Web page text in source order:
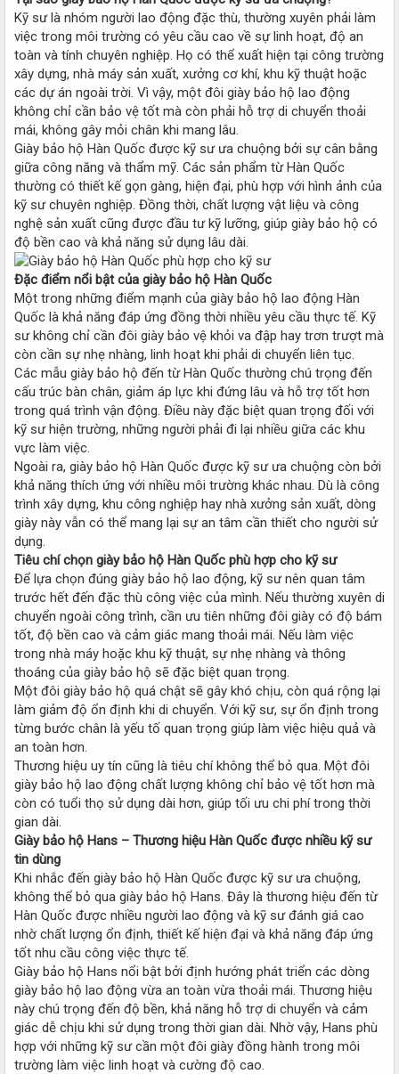
Kỹ sư là nhóm người lao động đặc thù, thường xuyên phải làm
việc trong môi trường có yêu cầu cao về sự linh hoạt, độ an
toàn và tính chuyên nghiệp. Họ có thể xuất hiện tại công trường
xây dựng, nhà máy sản xuất, xưởng cơ khí, khu kỹ thuật hoặc
các dự án ngoài trời. Vì vậy, một đôi giày bảo hộ lao động
không chỉ cần bảo vệ tốt mà còn phải hỗ trợ di chuyển thoải
mái, không gây mỏi chân khi mang lâu.
Giày bảo hộ Hàn Quốc được kỹ sư ưa chuộng bởi sự cân bằng
giữa công năng và thẩm mỹ. Các sản phẩm từ Hàn Quốc
thường có thiết kế gọn gàng, hiện đại, phù hợp với hình ảnh của
kỹ sư chuyên nghiệp. Đồng thời, chất lượng vật liệu và công
nghệ sản xuất cũng được đầu tư kỹ lưỡng, giúp giày bảo hộ có
độ bền cao và khả năng sử dụng lâu dài.
Đặc điểm nổi bật của giày bảo hộ Hàn Quốc
Một trong những điểm mạnh của giày bảo hộ lao động Hàn
Quốc là khả năng đáp ứng đồng thời nhiều yêu cầu thực tế. Kỹ
sư không chỉ cần đôi giày bảo vệ khỏi va đập hay trơn trượt mà
còn cần sự nhẹ nhàng, linh hoạt khi phải di chuyển liên tục.
Các mẫu giày bảo hộ đến từ Hàn Quốc thường chú trọng đến
cấu trúc bàn chân, giảm áp lực khi đứng lâu và hỗ trợ tốt hơn
trong quá trình vận động. Điều này đặc biệt quan trọng đối với
kỹ sư hiện trường, những người phải đi lại nhiều giữa các khu
vực làm việc.
Ngoài ra, giày bảo hộ Hàn Quốc được kỹ sư ưa chuộng còn bởi
khả năng thích ứng với nhiều môi trường khác nhau. Dù là công
trình xây dựng, khu công nghiệp hay nhà xưởng sản xuất, dòng
giày này vẫn có thể mang lại sự an tâm cần thiết cho người sử
dụng.
Tiêu chí chọn giày bảo hộ Hàn Quốc phù hợp cho kỹ sư
Để lựa chọn đúng giày bảo hộ lao động, kỹ sư nên quan tâm
trước hết đến đặc thù công việc của mình. Nếu thường xuyên di
chuyển ngoài công trình, cần ưu tiên những đôi giày có độ bám
tốt, độ bền cao và cảm giác mang thoải mái. Nếu làm việc
trong nhà máy hoặc khu kỹ thuật, sự nhẹ nhàng và thông
thoáng của giày bảo hộ sẽ đặc biệt quan trọng.
Một đôi giày bảo hộ quá chật sẽ gây khó chịu, còn quá rộng lại
làm giảm độ ổn định khi di chuyển. Với kỹ sư, sự ổn định trong
từng bước chân là yếu tố quan trọng giúp làm việc hiệu quả và
an toàn hơn.
Thương hiệu uy tín cũng là tiêu chí không thể bỏ qua. Một đôi
giày bảo hộ lao động chất lượng không chỉ bảo vệ tốt hơn mà
còn có tuổi thọ sử dụng dài hơn, giúp tối ưu chi phí trong thời
gian dài.
Giày bảo hộ Hans – Thương hiệu Hàn Quốc được nhiều kỹ sư
tin dùng
Khi nhắc đến giày bảo hộ Hàn Quốc được kỹ sư ưa chuộng,
không thể bỏ qua giày bảo hộ Hans. Đây là thương hiệu đến từ
Hàn Quốc được nhiều người lao động và kỹ sư đánh giá cao
nhờ chất lượng ổn định, thiết kế hiện đại và khả năng đáp ứng
tốt nhu cầu công việc thực tế.
Giày bảo hộ Hans nổi bật bởi định hướng phát triển các dòng
giày bảo hộ lao động vừa an toàn vừa thoải mái. Thương hiệu
này chú trọng đến độ bền, khả năng hỗ trợ di chuyển và cảm
giác dễ chịu khi sử dụng trong thời gian dài. Nhờ vậy, Hans phù
hợp với những kỹ sư cần một đôi giày đồng hành trong môi
trường làm việc linh hoạt và cường độ cao.